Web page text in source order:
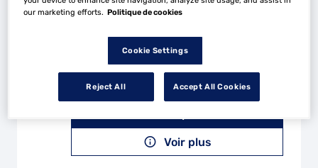
LJ PERFORMANCE
332 Boulevard Industriel
Fermé actuellement
Voir plus
our marketing efforts. Politique de cookies
Cookie Settings
Reject All Accept All Cookies